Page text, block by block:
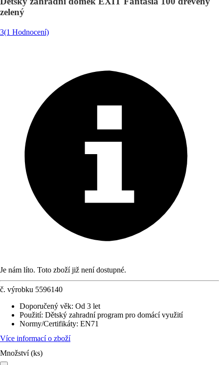
zelený
3(1 Hodnocení)
Je nám líto. Toto zboží již není dostupné.
č. výrobku 5596140
Doporučený věk: Od 3 let
Použití: Dětský zahradní program pro domácí využití
Normy/Certifikáty: EN71
Více informací o zboží
Množství (ks)